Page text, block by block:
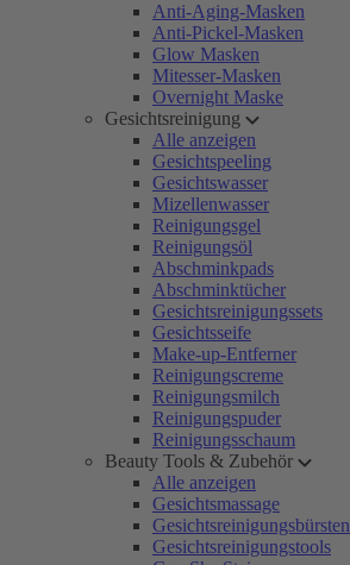
Anti-Aging-Masken
Anti-Pickel-Masken
Glow Masken
Mitesser-Masken
Overnight Maske
Gesichtsreinigung
Alle anzeigen
Gesichtspeeling
Gesichtswasser
Mizellenwasser
Reinigungsgel
Reinigungsöl
Abschminkpads
Abschminktücher
Gesichtsreinigungssets
Gesichtsseife
Make-up-Entferner
Reinigungscreme
Reinigungsmilch
Reinigungspuder
Reinigungsschaum
Beauty Tools & Zubehör
Alle anzeigen
Gesichtsmassage
Gesichtsreinigungsbürsten
Gesichtsreinigungstools